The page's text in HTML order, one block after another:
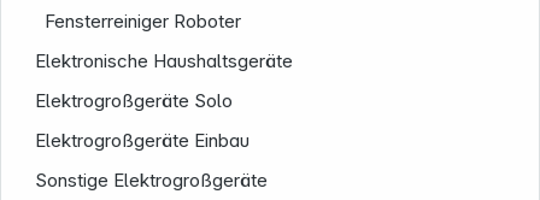
Fensterreiniger Roboter
Elektronische Haushaltsgeräte
Elektrogroßgeräte Solo
Elektrogroßgeräte Einbau
Sonstige Elektrogroßgeräte
Service